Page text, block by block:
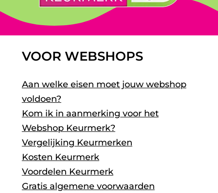
VOOR WEBSHOPS
Aan welke eisen moet jouw webshop
voldoen?
Kom ik in aanmerking voor het
Webshop Keurmerk?
Vergelijking Keurmerken
Kosten Keurmerk
Voordelen Keurmerk
Gratis algemene voorwaarden